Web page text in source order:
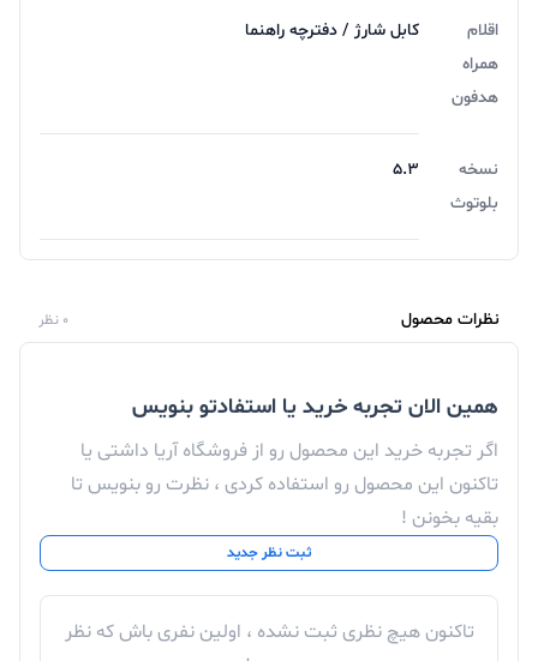
اقلام
همراه
هدفون
کابل شارژ / دفترچه راهنما
نسخه
بلوتوث
۵.۳
نظرات محصول 0 نظر
همین الان تجربه خرید یا استفادتو بنویس
اگر تجربه خرید این محصول رو از فروشگاه آریا داشتی یا
تاکنون این محصول رو استفاده کردی ، نظرت رو بنویس تا
بقیه بخونن !
ثبت نظر جدید
تاکنون هیچ نظری ثبت نشده ، اولین نفری باش که نظر